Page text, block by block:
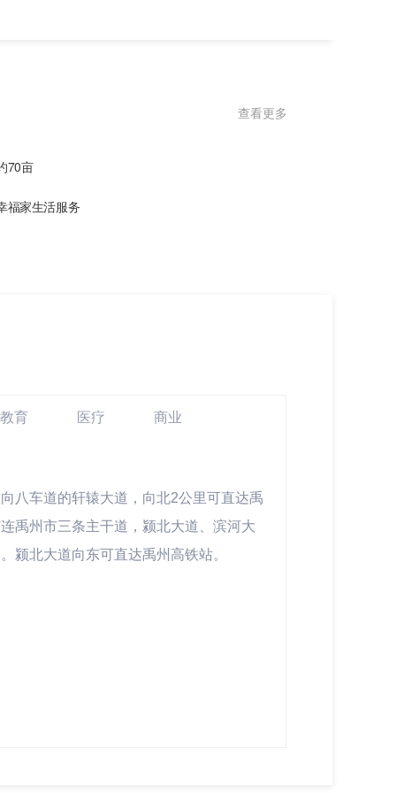
查看更多
70亩
福家生活服务
教育 医疗 商业
八车道的轩辕大道，向北2公里可直达禹
禹州市三条主干道，颍北大道、滨河大
颍北大道向东可直达禹州高铁站。